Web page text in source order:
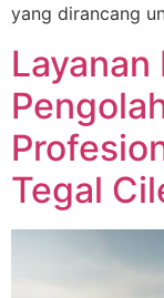
yang dirancang
Tegal